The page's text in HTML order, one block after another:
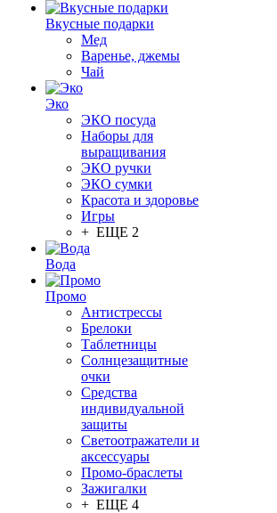
Вкусные подарки
Мед
Варенье, джемы
Чай
Эко
ЭКО посуда
Наборы для
выращивания
ЭКО ручки
ЭКО сумки
Красота и здоровье
Игры
+ ЕЩЕ 2
Вода
Промо
Антистрессы
Брелоки
Таблетницы
Солнцезащитные
очки
Средства
индивидуальной
защиты
Светоотражатели и
аксессуары
Промо-браслеты
Зажигалки
+ ЕЩЕ 4